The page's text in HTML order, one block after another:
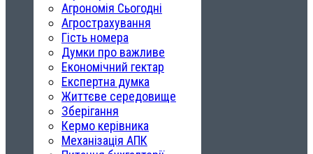
Агрономія Сьогодні
Агрострахування
Гість номера
Думки про важливе
Економічний гектар
Експертна думка
Життєве середовище
Зберігання
Кермо керівника
Механізація АПК